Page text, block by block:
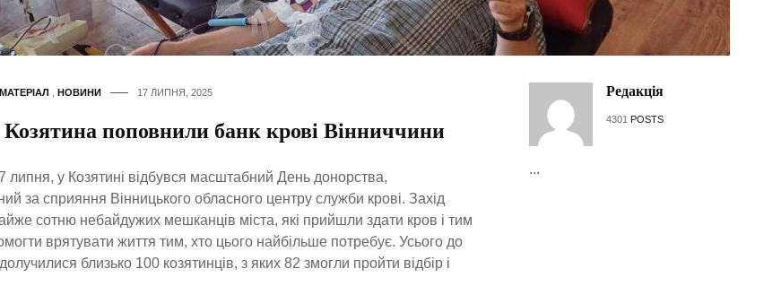
НОВИНИ 17 ЛИПНЯ, 2025
поповнили банк крові Вінниччини
липня, у Козятині відбувся масштабний День донорства,
за сприяння Вінницького обласного центру служби крові. Захід
сотню небайдужих мешканців міста, які прийшли здати кров і тим
врятувати життя тим, хто цього найбільше потребує. Усього до
близько 100 козятинців, з яких 82 змогли пройти відбір і
Редакція
4301 POSTS
...